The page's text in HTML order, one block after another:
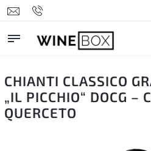
CHIANTI CLASSICO
„IL PICCHIO“ DOCG –
QUERCETO